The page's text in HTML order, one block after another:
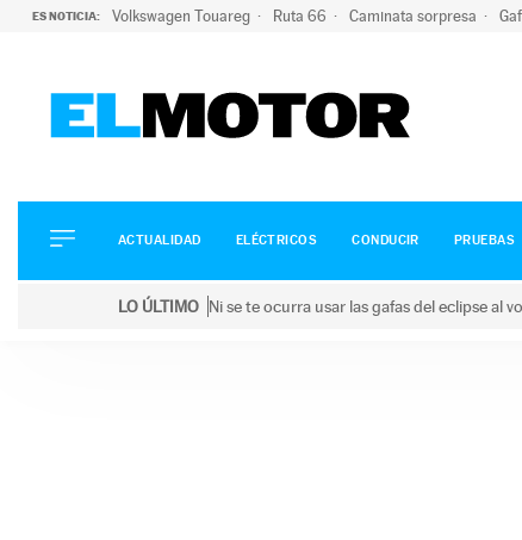
ES NOTICIA: Volkswagen Touareg Ruta 66 Caminata sorpresa
ELÉCTRICOS
CONDUCIR
ACTUALIDAD ELÉCTRICOS CONDUCIR PRUEBAS
LO ÚLTIMO Ni se te ocurra usar las gafas del eclipse al